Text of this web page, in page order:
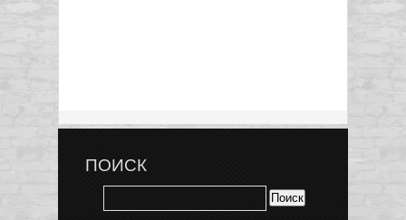
ПОИСК